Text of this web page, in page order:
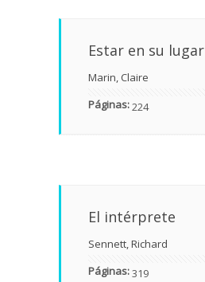
Estar en su lugar
Marin, Claire
Páginas:224
El intérprete
Sennett, Richard
Páginas:319